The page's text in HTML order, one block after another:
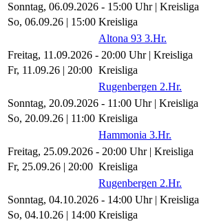
Sonntag, 06.09.2026 - 15:00 Uhr | Kreisliga
So, 06.09.26 | 15:00 Kreisliga
Altona 93 3.Hr.
Freitag, 11.09.2026 - 20:00 Uhr | Kreisliga
Fr, 11.09.26 | 20:00 Kreisliga
Rugenbergen 2.Hr.
Sonntag, 20.09.2026 - 11:00 Uhr | Kreisliga
So, 20.09.26 | 11:00 Kreisliga
Hammonia 3.Hr.
Freitag, 25.09.2026 - 20:00 Uhr | Kreisliga
Fr, 25.09.26 | 20:00 Kreisliga
Rugenbergen 2.Hr.
Sonntag, 04.10.2026 - 14:00 Uhr | Kreisliga
So, 04.10.26 | 14:00 Kreisliga